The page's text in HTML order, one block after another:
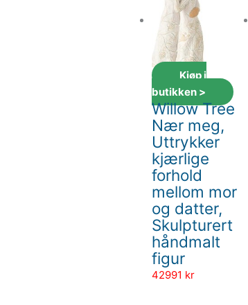
Kjøp i
butikken >
Willow Tree
Nær meg,
Uttrykker
kjærlige
forhold
mellom mor
og datter,
Skulpturert
håndmalt
figur
42991 kr